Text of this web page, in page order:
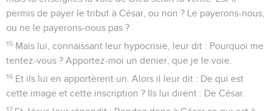
Les vidéos ne sont pas disponibles aux USA et C anada.
Jésus annonce la destruction du temple
Maître, regarde quelles pierres et quels bâtiments !